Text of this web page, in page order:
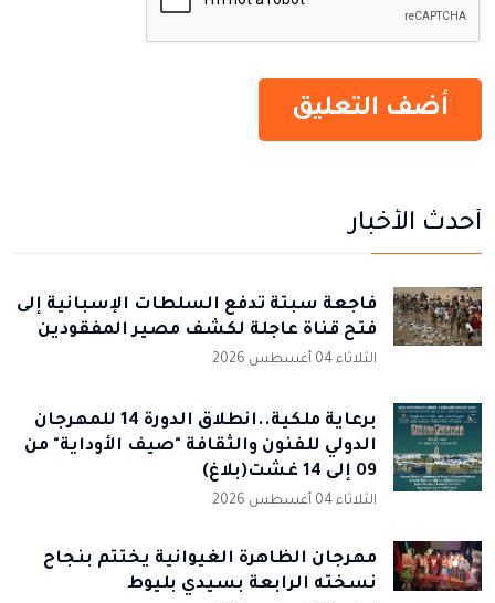
أحدث الأخبار
فاجعة سبتة تدفع السلطات الإسبانية إلى
فتح قناة عاجلة لكشف مصير المفقودين
الثلاثاء 04 أغسطس 2026
برعاية ملكية..انطلاق الدورة 14 للمهرجان
الدولي للفنون والثقافة "صيف الأوداية" من
09 إلى 14 غشت(بلاغ)
الثلاثاء 04 أغسطس 2026
مهرجان الظاهرة الغيوانية يختتم بنجاح
نسخته الرابعة بسيدي بليوط